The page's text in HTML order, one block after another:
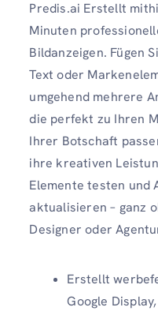
Predis.ai Erstellt
Minuten
Bildanzeigen. Fügen
Text oder
umgehend mehrere
die perfekt zu Ihren
Ihrer Botschaft
ihre kreativen
Elemente testen und
aktualisieren – ganz
Designer oder
Erstellt
Google